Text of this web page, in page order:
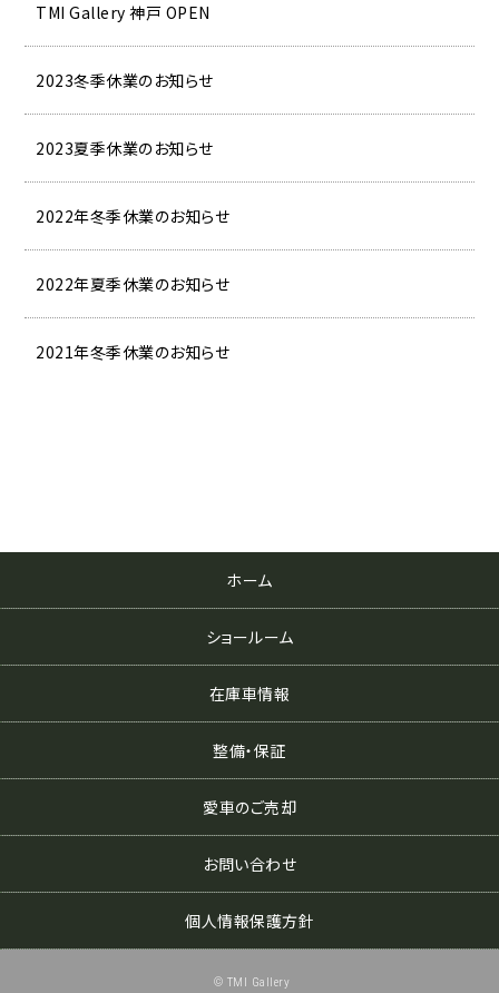
TMI Gallery 神戸 OPEN
2023冬季休業のお知らせ
2023夏季休業のお知らせ
2022年冬季休業のお知らせ
2022年夏季休業のお知らせ
2021年冬季休業のお知らせ
ホーム
ショールーム
在庫車情報
整備・保証
愛車のご売却
お問い合わせ
個人情報保護方針
© TMI Gallery